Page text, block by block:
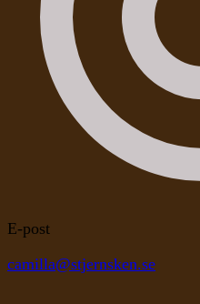
E-post
camilla@stjernsken.se